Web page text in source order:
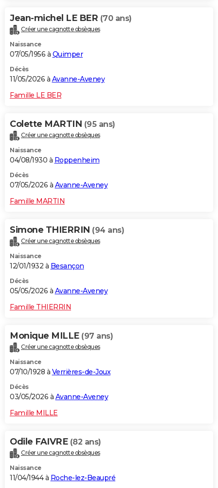
Jean-michel LE BER (70 ans)
Créer une cagnotte obsèques
Naissance
07/05/1956 à Quimper
Décès
11/05/2026 à Avanne-Aveney
Famille LE BER
Colette MARTIN (95 ans)
Créer une cagnotte obsèques
Naissance
04/08/1930 à Roppenheim
Décès
07/05/2026 à Avanne-Aveney
Famille MARTIN
Simone THIERRIN (94 ans)
Créer une cagnotte obsèques
Naissance
12/01/1932 à Besançon
Décès
05/05/2026 à Avanne-Aveney
Famille THIERRIN
Monique MILLE (97 ans)
Créer une cagnotte obsèques
Naissance
07/10/1928 à Verrières-de-Joux
Décès
03/05/2026 à Avanne-Aveney
Famille MILLE
Odile FAIVRE (82 ans)
Créer une cagnotte obsèques
Naissance
11/04/1944 à Roche-lez-Beaupré